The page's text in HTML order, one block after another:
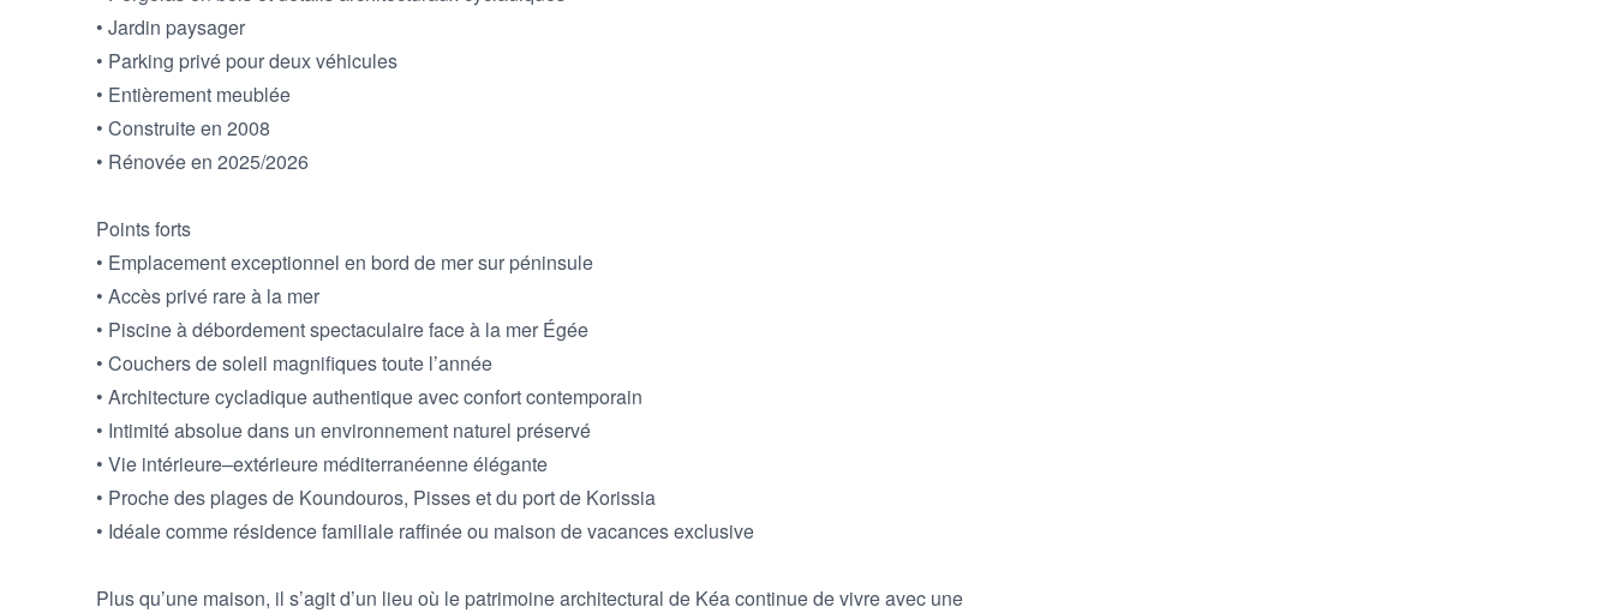
• Jardin paysager
• Parking privé pour deux véhicules
• Entièrement meublée
• Construite en 2008
• Rénovée en 2025/2026
Points forts
• Emplacement exceptionnel en bord de mer sur péninsule
• Accès privé rare à la mer
• Piscine à débordement spectaculaire face à la mer Égée
• Couchers de soleil magnifiques toute l’année
• Architecture cycladique authentique avec confort contemporain
• Intimité absolue dans un environnement naturel préservé
• Vie intérieure–extérieure méditerranéenne élégante
• Proche des plages de Koundouros, Pisses et du port de Korissia
• Idéale comme résidence familiale raffinée ou maison de vacances exclusive
Plus qu’une maison, il s’agit d’un lieu où le patrimoine architectural de Kéa continue de vivre avec une